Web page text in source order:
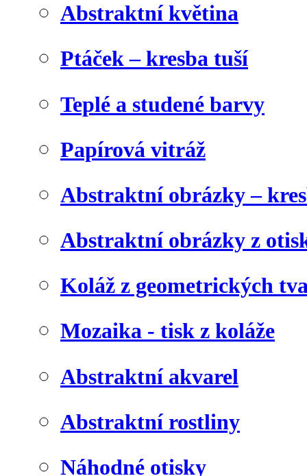
Abstraktní květina
Ptáček – kresba tuší
Teplé a studené barvy
Papírová vitráž
Abstraktní obrázky –
Abstraktní obrázky z
Koláž z geometrických
Mozaika - tisk z koláže
Abstraktní akvarel
Abstraktní rostliny
Náhodné otisky